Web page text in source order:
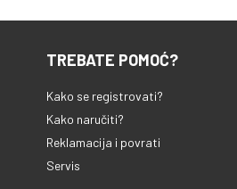
TREBATE POMOĆ?
Kako se registrovati?
Kako naručiti?
Reklamacija i povrati
Servis